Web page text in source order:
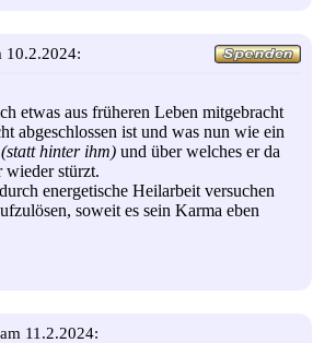
10.2.2024:
etwas aus früheren Leben mitgebracht
abgeschlossen ist und was nun wie ein
(statt hinter ihm) und über welches er da
stürzt.
energetische Heilarbeit versuchen
soweit es sein Karma eben
11.2.2024: